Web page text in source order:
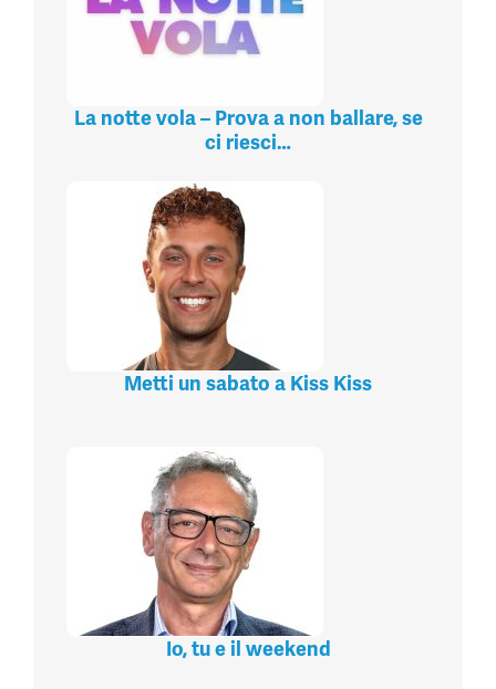
La notte vola – Prova a non ballare, se
ci riesci…
Metti un sabato a Kiss Kiss
Io, tu e il weekend